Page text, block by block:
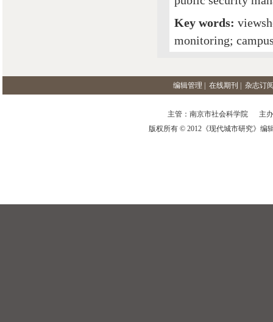
Key words:
monitoring;
编辑管理 在线期刊 杂志订
主管：南京市社会科学院 主
版权所有 © 2012《现代城市研究》编